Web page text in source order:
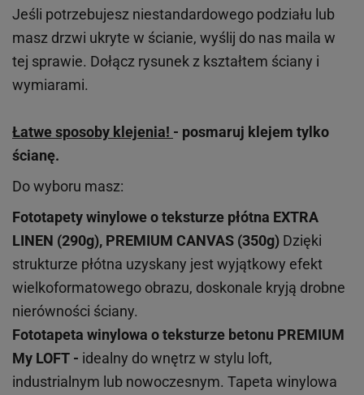
Jeśli potrzebujesz niestandardowego podziału lub
masz drzwi ukryte w ścianie, wyślij do nas maila w
tej sprawie. Dołącz rysunek z kształtem ściany i
wymiarami.
Łatwe sposoby klejenia! - posmaruj klejem tylko
ścianę.
Do wyboru masz:
Fototapety winylowe oteksturze płótna EXTRA
LINEN (290g), PREMIUM CANVAS (350g) Dzięki
strukturze płótna uzyskany jest wyjątkowy efekt
wielkoformatowego obrazu, doskonale kryją drobne
nierówności ściany.
Fototapeta winylowa oteksturze betonu PREMIUM
My LOFT - idealny do wnętrz w stylu loft,
industrialnym lub nowoczesnym. Tapeta winylowa